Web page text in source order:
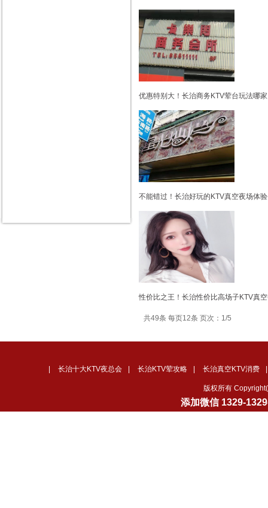
优惠特别大！长治商务KTV荤台玩法哪
不能错过！长治好玩的KTV真空夜场体
性价比之王！长治性价比高场子KTV真
共49条 每页12条 页次：1/5
长治十大KTV夜总会 长治KTV荤攻略 长治真空KTV消费
版权所有
添加微信 1329-